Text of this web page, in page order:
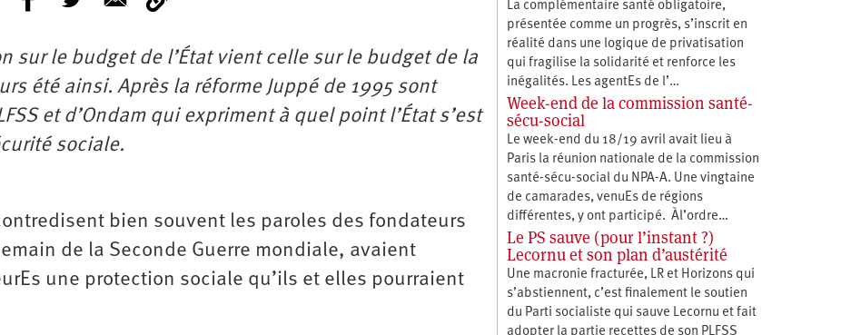
sur le budget de l’État vient celle sur le budget de la
été ainsi. Après la réforme Juppé de 1995 sont
et d’Ondam qui expriment à quel point l’État s’est
sociale.
bien souvent les paroles des fondateurs
de la Seconde Guerre mondiale, avaient
une protection sociale qu’ils et elles pourraient
La complémentaire santé obligatoire,
présentée comme un progrès, s’inscrit en
réalité dans une logique de privatisation
qui fragilise la solidarité et renforce les
inégalités. Les agentEs de l’…
Week-end de la commission santé-
sécu-social
Le week-end du 18/19 avril avait lieu à
Paris la réunion nationale de la commission
santé-sécu-social du NPA-A. Une vingtaine
de camarades, venuEs de régions
différentes, y ont participé. Àl’ordre…
Le PS sauve (pour l’instant ?)
Lecornu et son plan d’austérité
Une macronie fracturée, LR et Horizons qui
s’abstiennent, c’est finalement le soutien
du Parti socialiste qui sauve Lecornu et fait
adopter la partie recettes de son PLFSS